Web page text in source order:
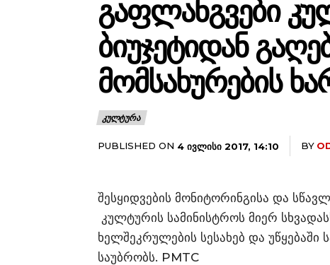
ᲒᲐᲤᲚᲐᲜᲒᲕᲔᲑᲘ
ᲑᲘᲣᲯᲔᲢᲘᲓᲐᲜ
ᲛᲝᲛᲡᲐᲮᲣᲠᲔᲑᲘᲡ
ᲙᲣᲚᲢᲣᲠᲐ
PUBLISHED ON 4 ᲘᲕᲚᲘᲡᲘ 2017, 14:10 BY
შესყიდვების მონიტორინგისა და
კულტურის სამინისტროს მიერ
ხელშეკრულების სესახებ და უწყებაში
საუბრობს. PMTC